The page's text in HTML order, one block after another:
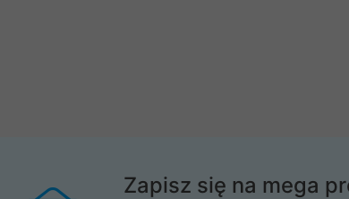
Zapisz się na mega